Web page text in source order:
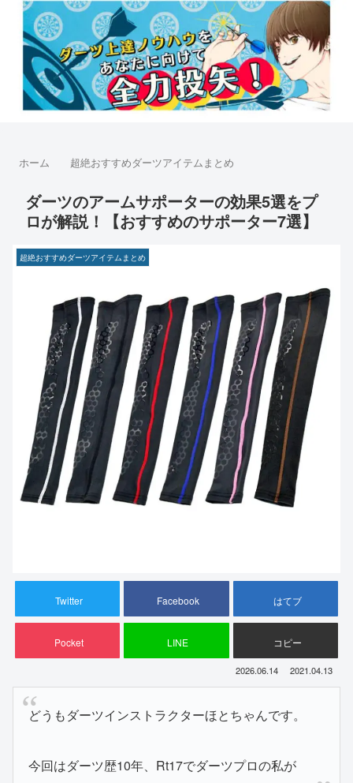
ホーム 超絶おすすめダーツアイテムまとめ
ダーツのアームサポーターの効果5選をプ
ロが解説！【おすすめのサポーター7選】
超絶おすすめダーツアイテムまとめ
Twitter Facebook はてブ
Pocket LINE コピー
2026.06.14 2021.04.13
どうもダーツインストラクターほとちゃんです。
今回はダーツ歴10年、Rt17でダーツプロの私が